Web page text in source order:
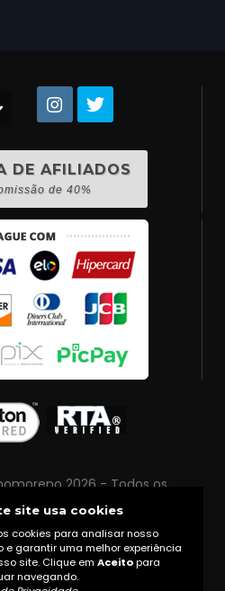
DE AFILIADOS
de 40%
2026 - Todos os
reservados
|Política de Privacidade
protegido por direitos
site usa cookies
cookies para analisar nosso
e garantir uma melhor experiência
site. Clique em Aceitopara
navegando.